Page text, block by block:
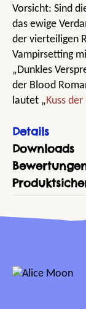
Vorsicht: Sind
das ewige
der vierteiligen
Vampirsetting
„Dunkles
der Blood
lautet „Kuss
Details
Downloads